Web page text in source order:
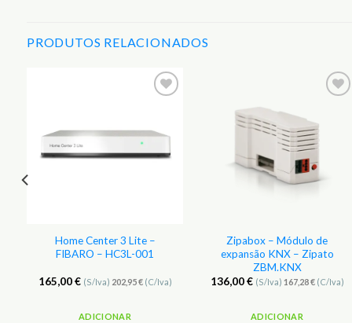
PRODUTOS RELACIONADOS
Favoritos
Home Center 3 Lite –
FIBARO – HC3L-001
165,00€ (S/Iva) 202,95€(C/Iva)
ADICIONAR
Favoritos
Zipabox – Módulo de
expansão KNX – Zipato
ZBM.KNX
136,00€ (S/Iva) 167,28€(C/Iva)
ADICIONAR